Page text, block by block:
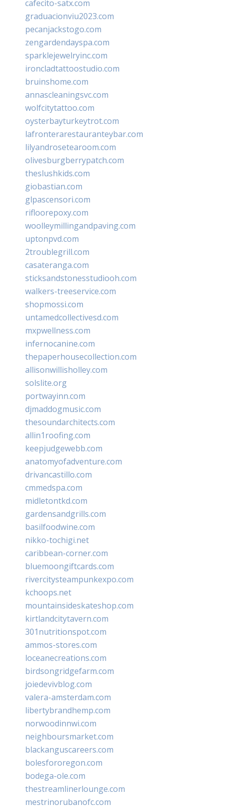
cafecito-satx.com
graduacionviu2023.com
pecanjackstogo.com
zengardendayspa.com
sparklejewelryinc.com
ironcladtattoostudio.com
bruinshome.com
annascleaningsvc.com
wolfcitytattoo.com
oysterbayturkeytrot.com
lafronterarestauranteybar.com
lilyandrosetearoom.com
olivesburgberrypatch.com
theslushkids.com
giobastian.com
glpascensori.com
rifloorepoxy.com
woolleymillingandpaving.com
uptonpvd.com
2troublegrill.com
casateranga.com
sticksandstonesstudiooh.com
walkers-treeservice.com
shopmossi.com
untamedcollectivesd.com
mxpwellness.com
infernocanine.com
thepaperhousecollection.com
allisonwillisholley.com
solslite.org
portwayinn.com
djmaddogmusic.com
thesoundarchitects.com
allin1roofing.com
keepjudgewebb.com
anatomyofadventure.com
drivancastillo.com
cmmedspa.com
midletontkd.com
gardensandgrills.com
basilfoodwine.com
nikko-tochigi.net
caribbean-corner.com
bluemoongiftcards.com
rivercitysteampunkexpo.com
kchoops.net
mountainsideskateshop.com
kirtlandcitytavern.com
301nutritionspot.com
ammos-stores.com
loceanecreations.com
birdsongridgefarm.com
joiedevivblog.com
valera-amsterdam.com
libertybrandhemp.com
norwoodinnwi.com
neighboursmarket.com
blackanguscareers.com
bolesfororegon.com
bodega-ole.com
thestreamlinerlounge.com
mestrinorubanofc.com